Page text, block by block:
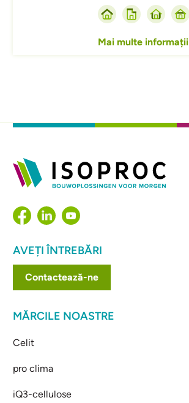
Mai multe informații
AVEȚI ÎNTREBĂRI
Contactează-ne
MĂRCILE NOASTRE
Celit
pro clima
iQ3-cellulose